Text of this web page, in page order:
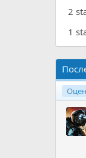
2
1